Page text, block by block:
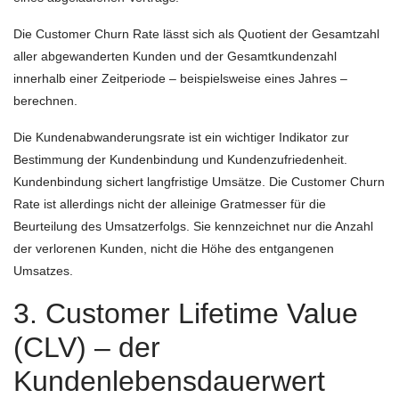
Die Customer Churn Rate lässt sich als Quotient der Gesamtzahl
aller abgewanderten Kunden und der Gesamtkundenzahl
innerhalb einer Zeitperiode – beispielsweise eines Jahres –
berechnen.
Die Kundenabwanderungsrate ist ein wichtiger Indikator zur
Bestimmung der Kundenbindung und Kundenzufriedenheit.
Kundenbindung sichert langfristige Umsätze. Die Customer Churn
Rate ist allerdings nicht der alleinige Gratmesser für die
Beurteilung des Umsatzerfolgs. Sie kennzeichnet nur die Anzahl
der verlorenen Kunden, nicht die Höhe des entgangenen
Umsatzes.
3. Customer Lifetime Value
(CLV) – der
Kundenlebensdauerwert